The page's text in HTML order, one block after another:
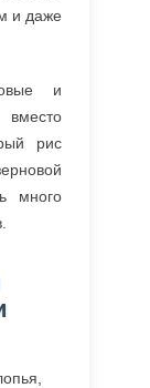
и даже
и
рис
много